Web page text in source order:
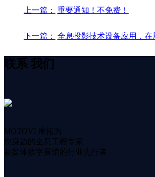
上一篇： 重要通知！不免费！
下一篇： 全息投影技术设备应用，
联系 我们
MOTOVI 摩拓为
您身边的全息工程专家
新媒体数字展馆的行业先行者